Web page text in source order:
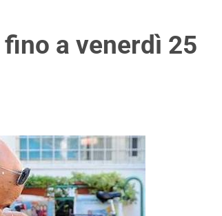
a venerdì 25